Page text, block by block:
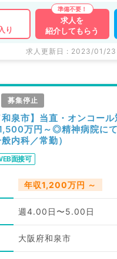
り
求人を
紹介してもらう
求人更新日 : 2023/01/23
募集停止
和泉市】当直・オンコー
万円～◎精神病院に
内科／常勤）
面接可
年収1,200万円 ～
週4.00日〜5.00日
大阪府和泉市